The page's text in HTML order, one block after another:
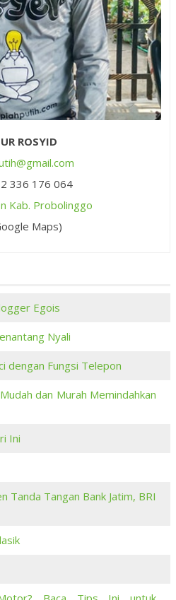
ROSYID
336 176 064
Kab. Probolinggo
Maps)
Egois
Nyali
dengan Fungsi Telepon
dan Murah Memindahkan
Ini
Tanda Tangan Bank Jatim, BRI